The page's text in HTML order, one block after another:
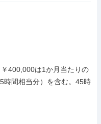
400,000は1か月当たりの
時間相当分）を含む。45時